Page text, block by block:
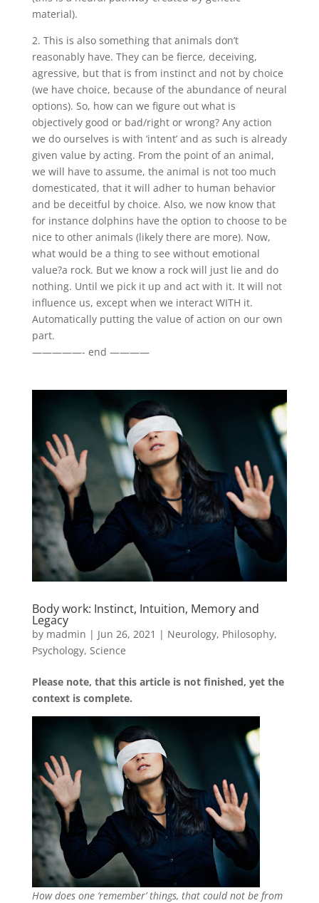
material).
2. This is also something that animals don’t
reasonably have. They can be fierce, deceiving,
agressive, but that is from instinct and not by choice
(we have choice, because of the abundance of neural
options). So, how can we figure out what is
objectively good or bad/right or wrong? Any action
we do ourselves is with ‘intent’ and as such is already
given value by acting. From the point of an animal,
we will have to assume, the animal is not too much
domesticated, that it will adher to human behavior
and be deceitful by choice. Also, we now know that
for instance dolphins have the option to choose to be
nice to other animals (likely there are more). Now,
what would be a thing to see without emotional
value?a rock. But we know a rock will just lie and do
nothing. Until we pick it up and act with it. It will not
influence us, except when we interact WITH it.
Automatically putting the value of action on our own
part.
—————- end ————
Body work: Instinct, Intuition, Memory and
Legacy
by madmin | Jun 26, 2021 | Neurology, Philosophy,
Psychology, Science
Please note, that this article is not finished, yet the
context is complete.
How does one ‘remember’ things, that could not be from